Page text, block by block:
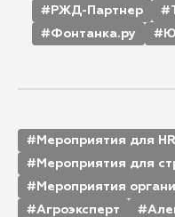
РЖД-Партнер
Фонтанка.ру
Мероприятия для HR
Мероприятия для
Мероприятия
Агроэксперт